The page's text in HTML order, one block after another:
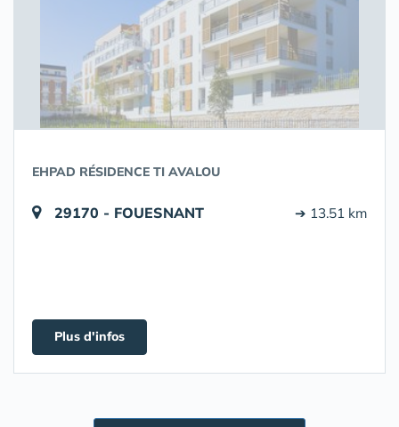
EHPAD RÉSIDENCE TI AVALOU
29170 - FOUESNANT ➔ 13.51 km
Plus d'infos